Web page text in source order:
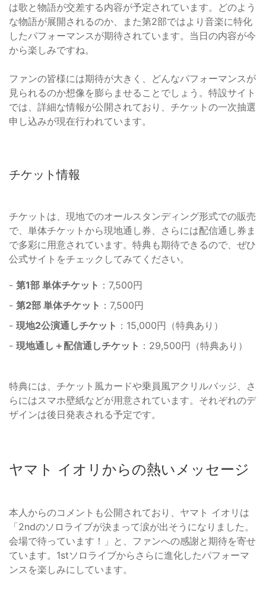
は歌と物語が交差する内容が予定されています。どのよう
な物語が展開されるのか、また第2部ではより音楽に特化
したパフォーマンスが期待されています。当日の内容が今
から楽しみですね。
ファンの皆様には期待が大きく、どんなパフォーマンスが
見られるのか想像を膨らませることでしょう。特設サイト
では、詳細な情報が公開されており、チケットの一次抽選
申し込みが現在行われています。
チケット情報
チケットは、現地でのオールスタンディング形式での販売
で、単体チケットから現地通し券、さらには配信通し券ま
で多彩に用意されています。特典も期待できるので、ぜひ
公式サイトをチェックしてみてください。
- 第1部 単体チケット ：7,500円
- 第2部 単体チケット ：7,500円
- 現地2公演通しチケット ：15,000円（特典あり）
- 現地通し＋配信通しチケット ：29,500円（特典あり）
特典には、チケット風カードや乗員風アクリルバッジ、さ
らにはスマホ壁紙などが用意されています。それぞれのデ
ザインは後日発表される予定です。
ヤマト イオリからの熱いメッセージ
本人からのコメントも公開されており、ヤマト イオリは
「2ndのソロライブが決まって涙が出そうになりました。
会場で待っています！」と、ファンへの感謝と期待を寄せ
ています。1stソロライブからさらに進化したパフォーマ
ンスを楽しみにしています。